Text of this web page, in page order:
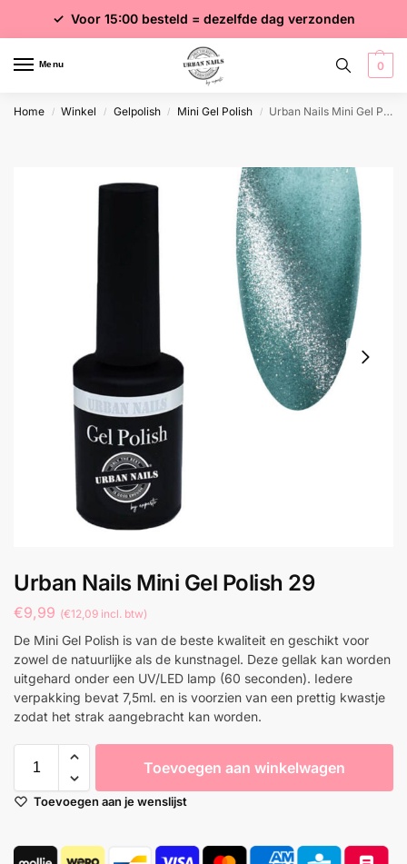
✓ Gratis verzending vanaf €75 excl. btw
✓ Voor 15:00 besteld = dezelfde dag verzonden
✓ Meer dan 4000 producten
Menu 0
Home / Winkel / Gelpolish / Mini Gel Polish / Urban Nails Mini Gel Polish 29
Urban Nails Mini Gel Polish 29
€9,99 (€12,09 incl. btw)
De Mini Gel Polish is van de beste kwaliteit en geschikt voor
zowel de natuurlijke als de kunstnagel. Deze gellak kan worden
uitgehard onder een UV/LED lamp (60 seconden). Iedere
verpakking bevat 7,5ml. en is voorzien van een prettig kwastje
zodat het strak aangebracht kan worden.
Toevoegen aan winkelwagen
Toevoegen aan je wenslijst